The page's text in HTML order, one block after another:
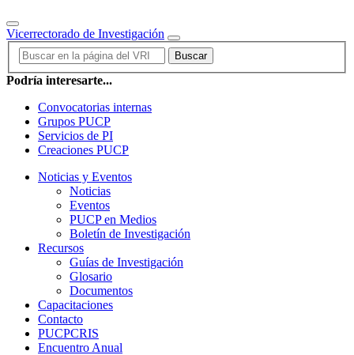
Vicerrectorado de Investigación
Buscar
Podría interesarte...
Convocatorias internas
Grupos PUCP
Servicios de PI
Creaciones PUCP
Noticias y Eventos
Noticias
Eventos
PUCP en Medios
Boletín de Investigación
Recursos
Guías de Investigación
Glosario
Documentos
Capacitaciones
Contacto
PUCPCRIS
Encuentro Anual